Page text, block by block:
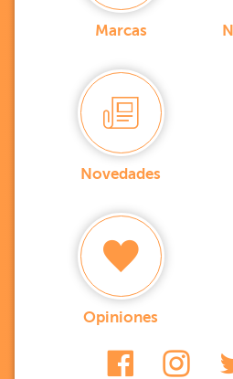
Marcas
Novedades
Opiniones